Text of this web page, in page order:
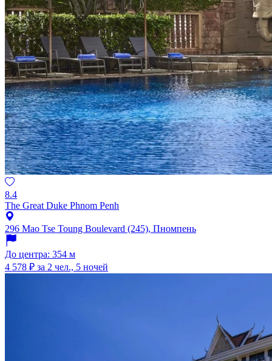
8.4
The Great Duke Phnom Penh
296 Mao Tse Toung Boulevard (245), Пномпень
До центра: 354 м
4 578 ₽ за 2 чел., 5 ночей